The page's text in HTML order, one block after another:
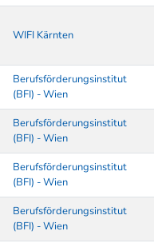
WIFI Kärnten
Berufsförderungsinstitut
(BFI) - Wien
Berufsförderungsinstitut
(BFI) - Wien
Berufsförderungsinstitut
(BFI) - Wien
Berufsförderungsinstitut
(BFI) - Wien